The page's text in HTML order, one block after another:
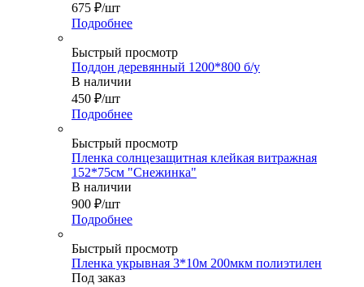
675 ₽/шт
Подробнее
Быстрый просмотр
Поддон деревянный 1200*800 б/у
В наличии
450 ₽/шт
Подробнее
Быстрый просмотр
Пленка солнцезащитная клейкая витражная
152*75см "Снежинка"
В наличии
900 ₽/шт
Подробнее
Быстрый просмотр
Пленка укрывная 3*10м 200мкм полиэтилен
Под заказ